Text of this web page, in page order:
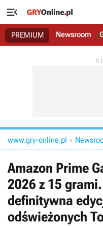

PREMIUM Newsroom
www.gry-online.pl 
Amazon Prime
2026 z 15
definitywna
odświeżonych